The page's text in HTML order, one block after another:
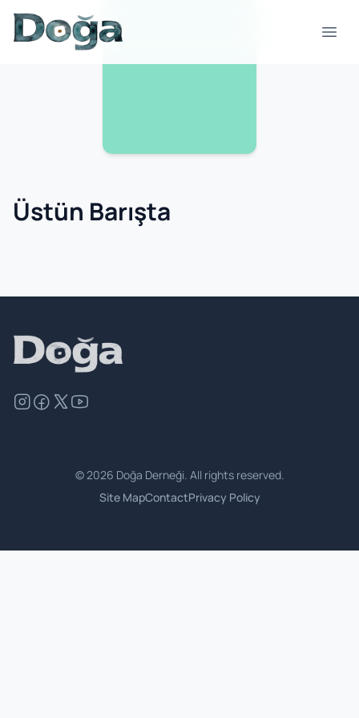
Skip to content
Üstün Barışta
©2026 Doğa Derneği. All rights reserved.
Site MapContactPrivacy Policy